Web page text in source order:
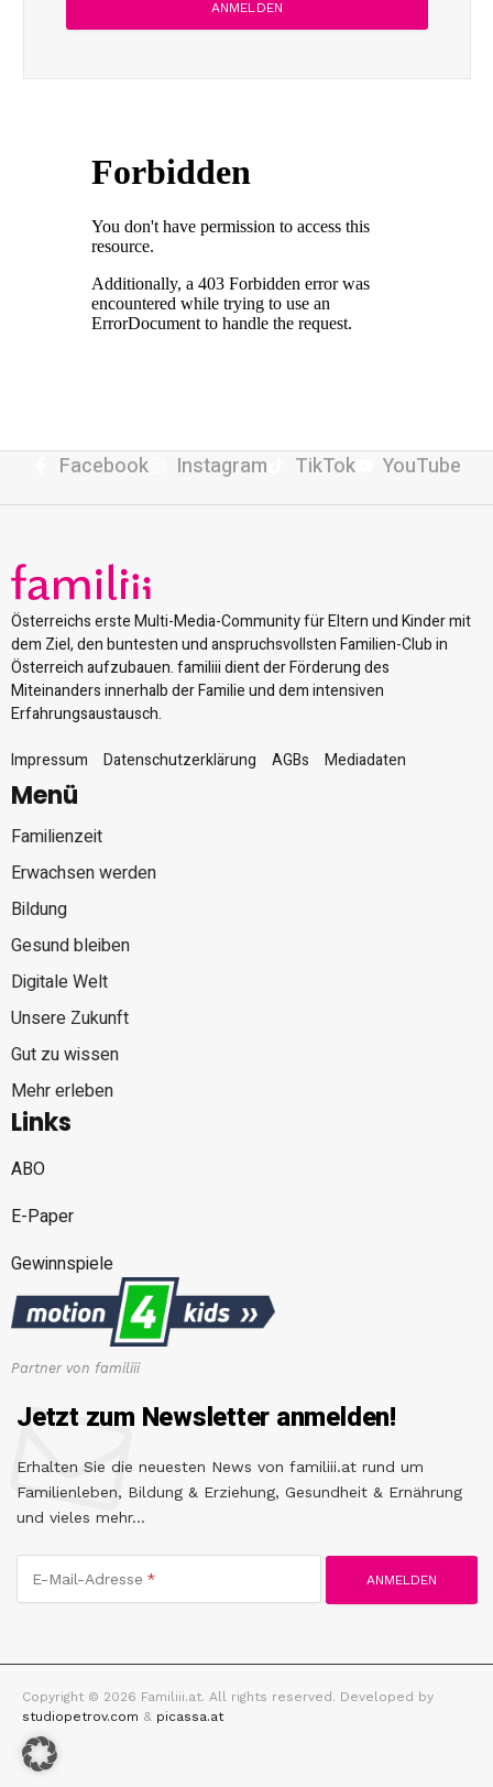
Facebook Instagram TikTok YouTube
Österreichs erste Multi-Media-Community für Eltern und Kinder mit
dem Ziel, den buntesten und anspruchsvollsten Familien-Club in
Österreich aufzubauen. familiii dient der Förderung des
Miteinanders innerhalb der Familie und dem intensiven
Erfahrungsaustausch.
Impressum
Datenschutzerklärung AGBs Mediadaten
Menü
Familienzeit
Erwachsen werden
Bildung
Gesund bleiben
Digitale Welt
Unsere Zukunft
Gut zu wissen
Mehr erleben
Links
ABO
E-Paper
Gewinnspiele
Partner von familiii
Jetzt zum Newsletter anmelden!
Erhalten Sie die neuesten News von familiii.at rund um
Familienleben, Bildung & Erziehung, Gesundheit & Ernährung
und vieles mehr...
E-Mail-Adresse
Copyright © 2026 Familiii.at. All rights reserved. Developed by
studiopetrov.com & picassa.at